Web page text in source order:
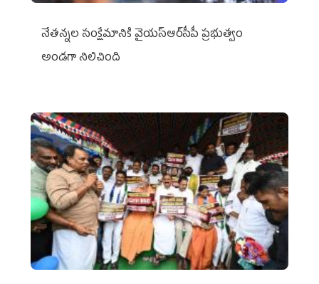
నేతన్నల సంక్షేమానికి వైయ‌స్ఆర్‌సీపీ ప్రభుత్వం
అండగా నిలిచింది